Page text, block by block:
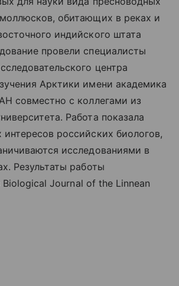
обитающих в реках и
индийского штата
провели специалисты
центра
Арктики имени академика
совместно с коллегами из
Работа показала
российских биологов,
исследованиями в
Результаты работы
Biological Journal of the Linnean